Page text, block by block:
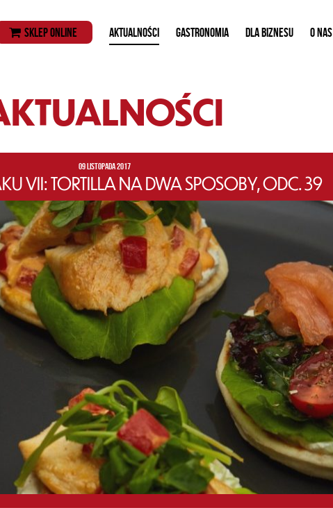
SKLEP ONLINE AKTUALNOŚCI GASTRONOMIA DLA BIZNESU O NAS
09 LISTOPADA 2017
VII: TORTILLA NA DWA SPOSOBY, ODC. 39